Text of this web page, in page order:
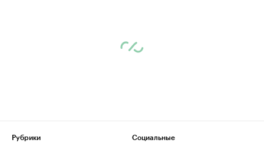
Рубрики
Социальные